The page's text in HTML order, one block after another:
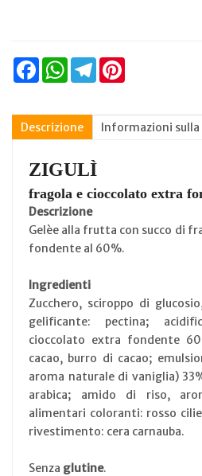
FacebookWhatsAppTelegram
Descrizione Informazioni sulla
ZIGULÌ
fragola e cioccolato extra
Descrizione
Gelèe alla frutta con succo di
fondente al 60%.
Ingredienti
Zucchero, sciroppo di
gelificante: pectina;
cioccolato extra fondente
cacao, burro di cacao;
aroma naturale di vaniglia)
arabica; amido di riso,
alimentari coloranti: rosso
rivestimento: cera carnauba.
Senza glutine.